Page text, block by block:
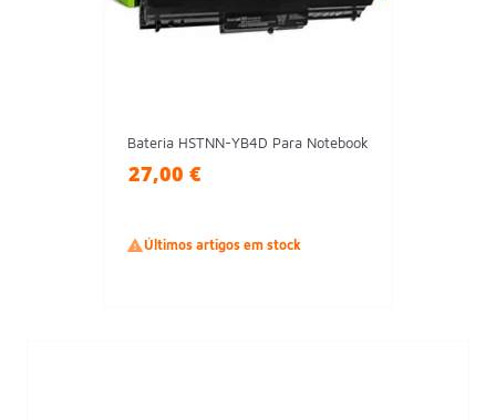
Bateria HSTNN-YB4D Para Notebook
27,00 €
Últimos artigos em stock